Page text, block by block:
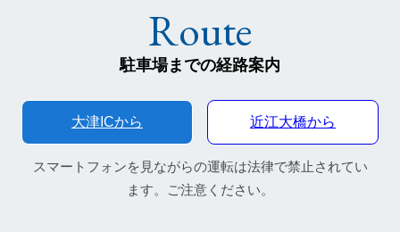
駐車場までの経路案内
大津ICから 近江大橋から
スマートフォンを見ながらの運転は法律で禁止されてい
ます。ご注意ください。
宿泊プラン・ご予約
English